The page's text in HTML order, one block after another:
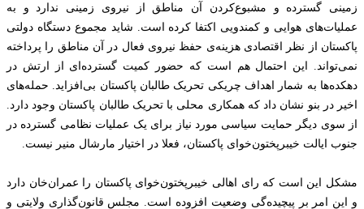
زمینی گسترده و مشبوع‌کردن آن مناطق از نیروی زمینی ندارد و به
عملیات‌های هوایی و کمندویی اکتفا کرده است. شاید مجموع دستگاه دولتی
پاکستان از نظر اقتصادی هزینه‌ی حفظ نیروی فعال در آن مناطق را پرداخته
نمی‌تواند. این احتمال هم است که حضور کمیت گسترده‌ای از ارتش در
دهکده‌ها به شمار اهداف چریکی تحریک طالبان پاکستان بی‌افزاید. حمله‌های
اخیر در بنو نشان داد که همکاری محلی با تحریک طالبان پاکستان وجود دارد.
از سوی دیگر حمایت سیاسی مورد نیاز برای یک عملیات نظامی گسترده در
جنوب ایالت خیبرپختون‌خوای پاکستان، فعلا در اختیار مارشال منیر نیست.
مشکل این است که رای اهالی خیبرپختون‌خوای پاکستان را عمران‌خان دارد
و‌ این امر بر پیچیده‌‌‌گی وضعیت افزوده است. مجلس قانون‌گذاری ولایتی و